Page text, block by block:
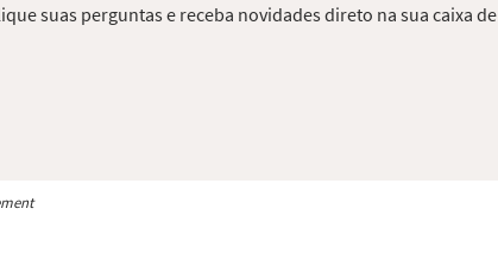
suas perguntas e receba novidades direto na sua caixa de